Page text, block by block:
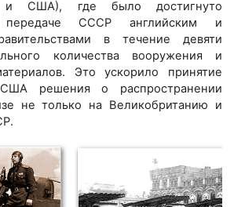
и США), где было достигнуто
СССР английским и
в течение девяти
количества вооружения и
Это ускорило принятие
США решения о распространении
не только на Великобританию и